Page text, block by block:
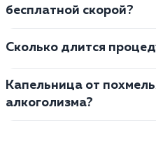
бесплатной скорой?
Сколько длится
Капельница от
алкоголизма?